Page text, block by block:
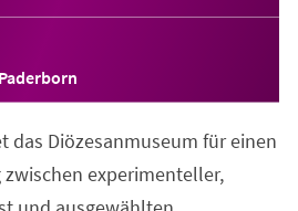
das Diözesanmuseum für einen
experimenteller,